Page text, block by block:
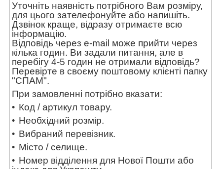
Уточніть наявність потрібного Вам розміру,
для цього зателефонуйте або напишіть.
Дзвінок краще, відразу отримаєте всю
інформацію.
Відповідь через e-mail може прийти через
кілька годин. Ви задали питання, але в
перебігу 4-5 годин не отримали відповідь?
Перевірте в своєму поштовому клієнті папку
"СПАМ".
При замовленні потрібно вказати:
Код / артикул товару.
Необхідний розмір.
Вибраний перевізник.
Місто / селище.
Номер відділення для Нової Пошти або